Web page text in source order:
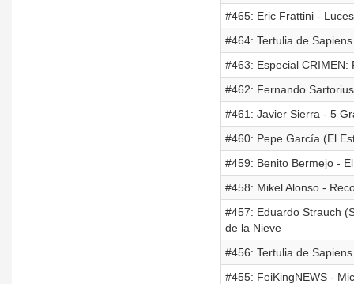
#465: Eric Frattini -
#464: Tertulia de
#463: Especial CRIMEN:
#462: Fernando
#461: Javier Sierra - 5
#460: Pepe García (El
#459: Benito Bermejo -
#458: Mikel Alonso -
#457: Eduardo Strauch
de la Nieve
#456: Tertulia de
#455: FeiKingNEWS -